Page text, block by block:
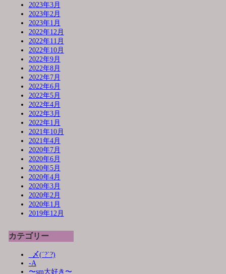
2023年3月
2023年2月
2023年1月
2022年12月
2022年11月
2022年10月
2022年9月
2022年8月
2022年7月
2022年6月
2022年5月
2022年4月
2022年3月
2022年1月
2021年10月
2021年4月
2020年7月
2020年6月
2020年5月
2020年4月
2020年3月
2020年2月
2020年1月
2019年12月
カテゴリー
_〆(´?`?)
-A
〜sm大好き〜